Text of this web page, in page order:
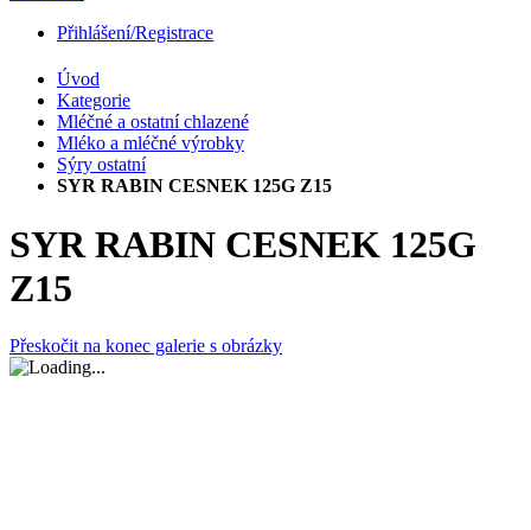
Přihlášení/Registrace
Úvod
Kategorie
Mléčné a ostatní chlazené
Mléko a mléčné výrobky
Sýry ostatní
SYR RABIN CESNEK 125G Z15
SYR RABIN CESNEK 125G
Z15
Přeskočit na konec galerie s obrázky